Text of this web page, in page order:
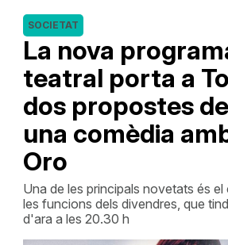
La nova
teatral porta a
dos propostes
una comèdia
Oro
SOCIETAT
Una de les principals novetats és
les funcions dels divendres, que
d'ara a les 20.30 h